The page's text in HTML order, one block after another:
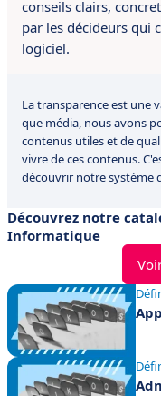
conseils clairs,
par les décideurs qui
logiciel.
La transparence est une
que média, nous avons
contenus utiles et de
vivre de ces contenus.
découvrir notre système
Découvrez notre
Informatique